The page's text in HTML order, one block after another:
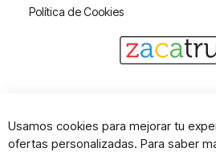
Política de Cookies
Usamos cookies para mejorar tu
ofertas personalizadas. Para saber